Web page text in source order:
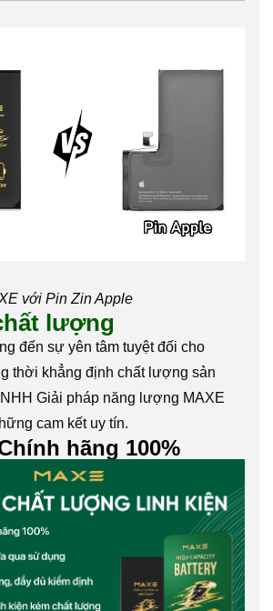
với Pin Zin Apple
lượng
đến sự yên tâm tuyệt đối cho
thời khẳng định chất lượng sản
Giải pháp năng lượng MAXE
cam kết uy tín.
hãng 100%